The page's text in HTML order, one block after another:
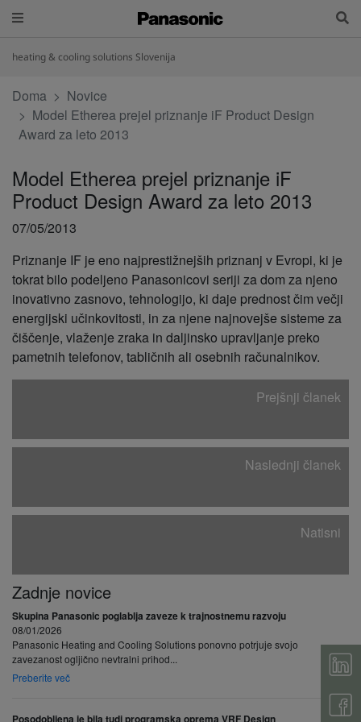
heating & cooling solutions Slovenija
Doma
Novice
Model Etherea prejel priznanje iF Product Design
Award za leto 2013
Model Etherea prejel priznanje iF
Product Design Award za leto 2013
07/05/2013
Priznanje IF je eno najprestižnejših priznanj v Evropi, ki je
tokrat bilo podeljeno Panasonicovi seriji za dom za njeno
inovativno zasnovo, tehnologijo, ki daje prednost čim večji
energijski učinkovitosti, in za njene najnovejše sisteme za
čiščenje, vlaženje zraka in daljinsko upravljanje preko
pametnih telefonov, tabličnih ali osebnih računalnikov.
Prejšnji članek
Naslednji članek
Natisni
Zadnje novice
Skupina Panasonic poglablja zaveze k trajnostnemu razvoju
08/01/2026
Panasonic Heating and Cooling Solutions ponovno potrjuje svojo
zavezanost ogljično nevtralni prihod...
Preberite več
Posodobljena je bila tudi programska oprema VRF Design